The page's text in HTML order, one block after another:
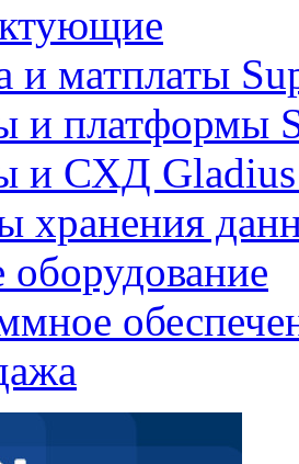
и матплаты
и платформы
и СХД Gladius
хранения
оборудование